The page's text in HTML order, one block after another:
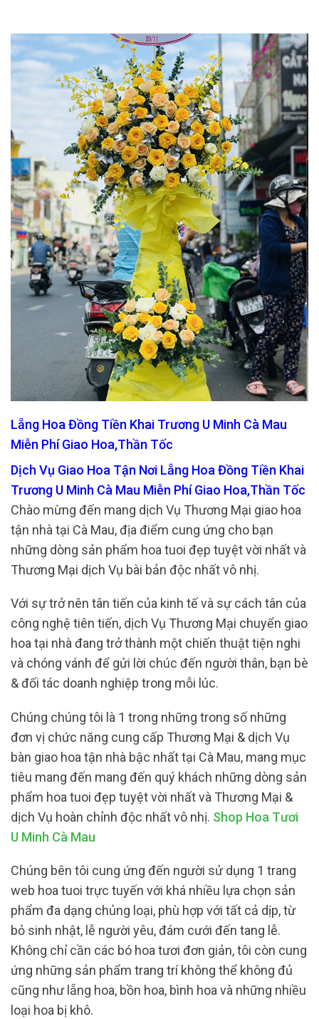
Lẵng Hoa Đồng Tiền Khai Trương U Minh Cà Mau
Miễn Phí Giao Hoa,Thần Tốc
Dịch Vụ Giao Hoa Tận Nơi Lẵng Hoa Đồng Tiền Khai
Trương U Minh Cà Mau Miễn Phí Giao Hoa,Thần Tốc
Chào mừng đến mang dịch Vụ Thương Mại giao hoa
tận nhà tại Cà Mau, địa điểm cung ứng cho bạn
những dòng sản phẩm hoa tuoi đẹp tuyệt vời nhất và
Thương Mại dịch Vụ bài bản độc nhất vô nhị.
Với sự trở nên tân tiến của kinh tế và sự cách tân của
công nghệ tiên tiến, dịch Vụ Thương Mại chuyển giao
hoa tại nhà đang trở thành một chiến thuật tiện nghi
và chóng vánh để gửi lời chúc đến người thân, bạn bè
& đối tác doanh nghiệp trong mỗi lúc.
Chúng chúng tôi là 1 trong những trong số những
đơn vị chức năng cung cấp Thương Mại & dịch Vụ
bàn giao hoa tận nhà bậc nhất tại Cà Mau, mang mục
tiêu mang đến mang đến quý khách những dòng sản
phẩm hoa tuoi đẹp tuyệt vời nhất và Thương Mại &
dịch Vụ hoàn chỉnh độc nhất vô nhị. Shop Hoa Tươi
U Minh Cà Mau
Chúng bên tôi cung ứng đến người sử dụng 1 trang
web hoa tuoi trực tuyến với khá nhiều lựa chọn sản
phẩm đa dạng chủng loại, phù hợp với tất cả dịp, từ
bỏ sinh nhật, lễ người yêu, đám cưới đến tang lễ.
Không chỉ cần các bó hoa tươi đơn giản, tôi còn cung
ứng những sản phẩm trang trí không thể không đủ
cũng như lẵng hoa, bồn hoa, bình hoa và những nhiều
loại hoa bị khô.